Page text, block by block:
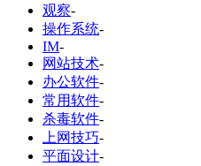
观察-
操作系统-
IM-
网站技术-
办公软件-
常用软件-
杀毒软件-
上网技巧-
平面设计-